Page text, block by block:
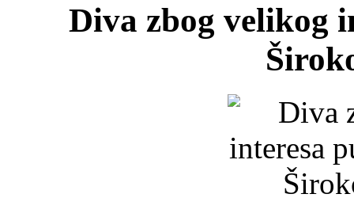
Diva zbog velikog